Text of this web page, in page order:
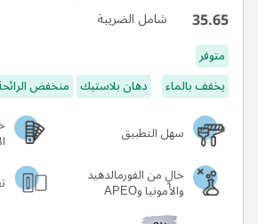
35.65 شامل الضريبة
متوفر
يخفف بالماء
دهان بلاستيك منخفض
سهل التطبيق
خالٍ من الفورمالدهيد
والأمونيا وAPEO